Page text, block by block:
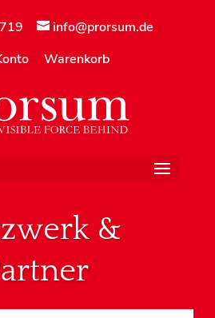
info@prorsum.de
Warenkorb
&